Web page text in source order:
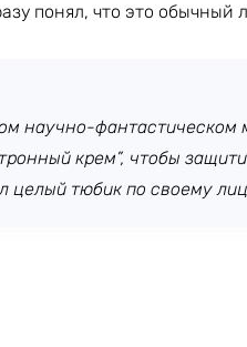
понял, что это обычный
научно-фантастическом
крем”, чтобы
целый тюбик по своему